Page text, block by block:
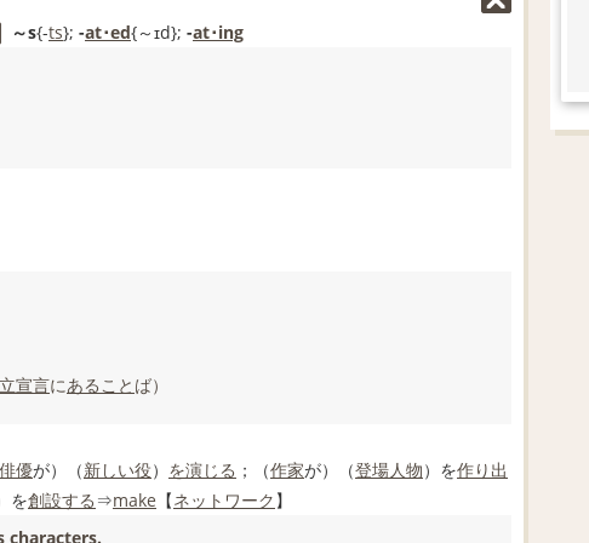
～s{-ts}; -at･ed{～ɪd}; -at･ing
宣言にあること ば）
俳優が）（新しい役） を演じる ；（作家が）（登場人物）を作り出
を創設する ⇒make 【ネットワーク 】
characters.